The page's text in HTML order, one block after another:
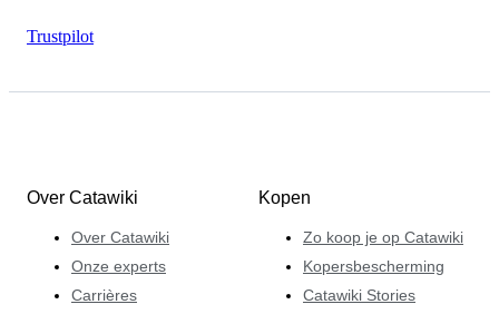
Trustpilot
Over Catawiki
Over Catawiki
Onze experts
Carrières
Kopen
Zo koop je op Catawiki
Kopersbescherming
Catawiki Stories